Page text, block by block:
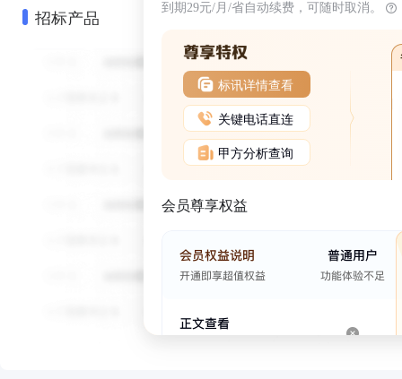
招标产品 到期29元/月/省自动续费，可随时取消。
标讯详情查看
关键电话直连
甲方分析查询
会员尊享权益